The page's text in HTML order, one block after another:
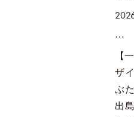
【
ザ
ぶ
出